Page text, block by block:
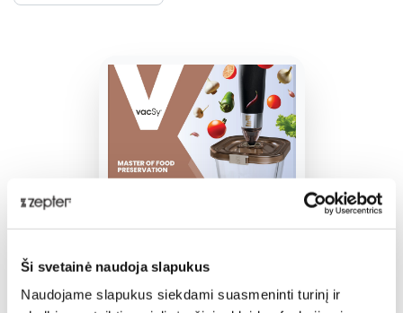
Ši svetainė naudoja slapukus
Naudojame slapukus siekdami suasmeninti turinį ir
Page 1 of 16